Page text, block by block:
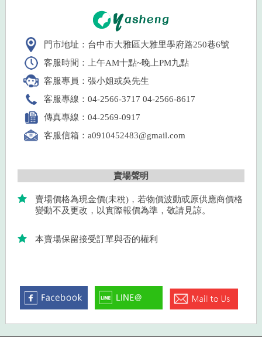
門市地址：台中市大雅區大雅里學府路250巷6號
客服時間：上午AM十點~晚上PM九點
客服專員：張小姐或吳先生
客服專線：04-2566-3717 04-2566-8617
傳真專線：04-2569-0917
客服信箱：a0910452483@gmail.com
賣場聲明
賣場價格為現金價(未稅)，若物價波動或原供應商價格
變動不及更改，以實際報價為準，敬請見諒。
本賣場保留接受訂單與否的權利